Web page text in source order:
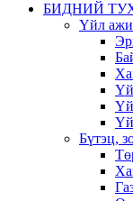
БИДНИЙ
Үйл
Бүтэц,